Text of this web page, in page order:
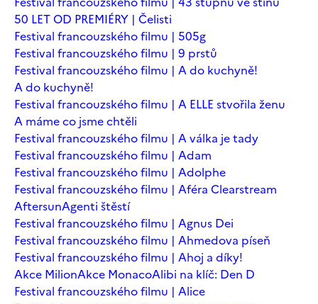
50 LET OD PREMIÉRY | Čelisti
Festival francouzského filmu | 505g
Festival francouzského filmu | 9 prstů
Festival francouzského filmu | A do kuchyně!
A do kuchyně!
Festival francouzského filmu | A ELLE stvořila ženu
A máme co jsme chtěli
Festival francouzského filmu | A válka je tady
Festival francouzského filmu | Adam
Festival francouzského filmu | Adolphe
Festival francouzského filmu | Aféra Clearstream
AftersunAgenti štěstí
Festival francouzského filmu | Agnus Dei
Festival francouzského filmu | Ahmedova píseň
Festival francouzského filmu | Ahoj a díky!
Akce MilionAkce MonacoAlibi na klíč: Den D
Festival francouzského filmu | Alice